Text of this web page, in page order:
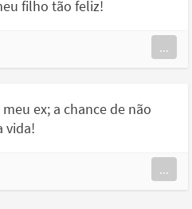
filho tão feliz!
...
ex; a chance de não
vida!
...